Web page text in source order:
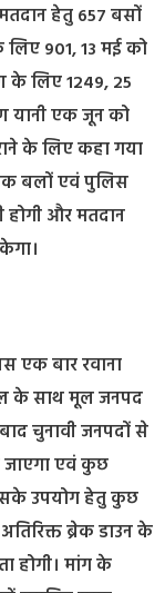
हेतु 657 बसों
901, 13 मई को
के लिए 1249, 25
यानी एक जून को
के लिए कहा गया
बलों एवं पुलिस
और मतदान
एक बार रवाना
के साथ मूल जनपद
चुनावी जनपदों से
एवं कुछ
उपयोग हेतु कुछ
ब्रेक डाउन के
होगी। मांग के